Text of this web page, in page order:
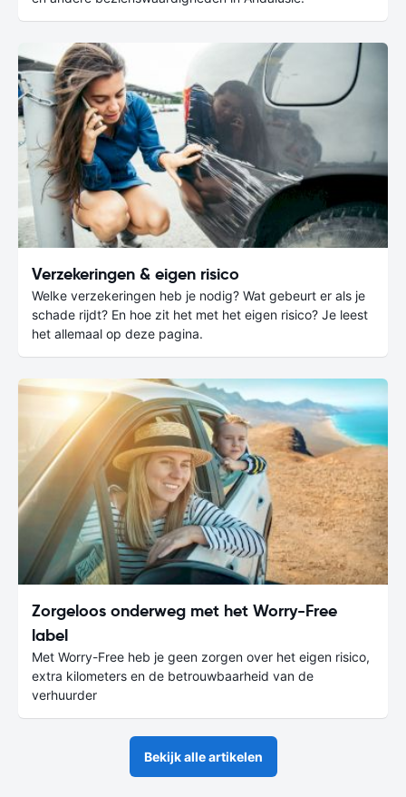
Verzekeringen & eigen risico
Welke verzekeringen heb je nodig? Wat gebeurt er als je
schade rijdt? En hoe zit het met het eigen risico? Je leest
het allemaal op deze pagina.
Zorgeloos onderweg met het Worry-Free
label
Met Worry-Free heb je geen zorgen over het eigen risico,
extra kilometers en de betrouwbaarheid van de
verhuurder
Bekijk alle artikelen